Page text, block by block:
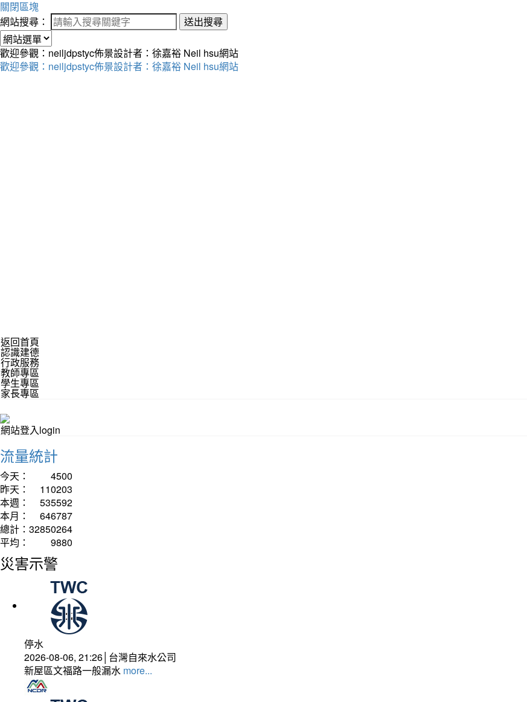
關閉區塊
網站搜尋：
送出搜尋
歡迎參觀：neiljdpstyc佈景設計者：徐嘉裕 Neil hsu網站
歡迎參觀：neiljdpstyc佈景設計者：徐嘉裕 Neil hsu網站
返回首頁
認識建德
行政服務
教師專區
學生專區
家長專區
網站登入login
流量統計
今天：
4500
昨天：
110203
本週：
535592
本月：
646787
總計： 32850264
平均：
9880
災害示警
停水
2026-08-06, 21:26│台灣自來水公司
新屋區文福路一般漏水 more...